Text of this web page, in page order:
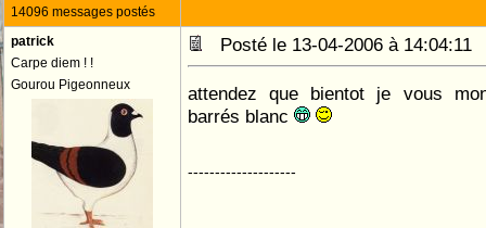
14096 messages postés
patrick
Carpe diem ! !
Gourou Pigeonneux
Posté le 13-04-2006 à
attendez que bientot je vous
barrés blanc
--------------------